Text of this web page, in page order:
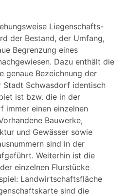
Liegenschafts-
der Bestand, der Umfang,
Begrenzung eines
Dazu enthält die
genaue Bezeichnung der
Stadt Schwasdorf identisch
ist bzw. die in der
immer einen einzelnen
Bauwerke,
und Gewässer sowie
sind in der
Weiterhin ist die
einzelnen Flurstücke
Landwirtschaftsfläche
sind die